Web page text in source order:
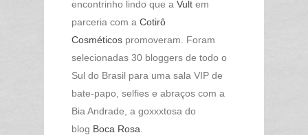
encontrinho lindo que a Vult em
parceria com a Cotirô
Cosméticos promoveram. Foram
selecionadas 30 bloggers de todo o
Sul do Brasil para uma sala VIP de
bate-papo, selfies e abraços com a
Bia Andrade, a goxxxtosa do
blog Boca Rosa